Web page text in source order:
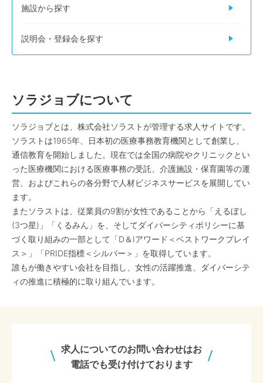
施設から探す
説明会・登録会を探す
ソラジョブについて
ソラジョブとは、株式会社ソラストが管理する求人サイトです。
ソラストは1965年、日本初の医療事務教育機関として創業し、
通信教育を開始しました。現在では全国の病院やクリニックとい
った医療機関における医療事務の受託、介護施設・保育園等の運
営、およびこれらの各分野で人材ビジネスサービスを展開してい
ます。
またソラストは、従業員の9割が女性であることから「えるぼし
(3つ星)」「くるみん」を、そしてダイバーシティポリシーに基
づく取り組みの一部として「D＆Iアワード＜ベストワークプレイ
ス＞」「PRIDE指標＜シルバー＞」を取得しています。
誰もが働きやすい会社を目指し、女性の活躍推進、ダイバーシテ
ィの推進に積極的に取り組んでいます。
求人についてのお問い合わせはお
電話でも受け付けております